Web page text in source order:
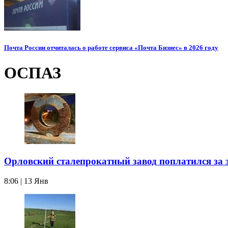
Почта России отчиталась о работе сервиса «Почта Бизнес» в 2026 году
ОСПАЗ
Орловский сталепрокатный завод поплатился за
8:06 | 13 Янв